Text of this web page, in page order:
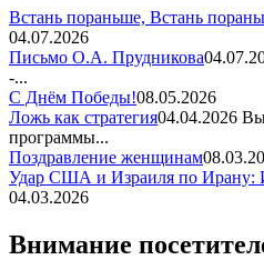
Встань пораньше, Встань
04.07.2026
Письмо О.А. Прудникова
-...
С Днём Победы!08.05.2026
Ложь как стратегия04.04.2026
программы...
Поздравление женщинам
Удар США и Израиля по Ирану:
04.03.2026
Внимание